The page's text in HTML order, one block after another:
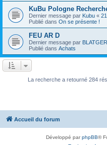
KuBu Pologne
Dernier message par Kubu «
Publié dans On se présente !
FEU AR D
Dernier message par BLATGER
Publié dans Achats
La recherche a retourné 284
Accueil du forum
Développé parphpBB®